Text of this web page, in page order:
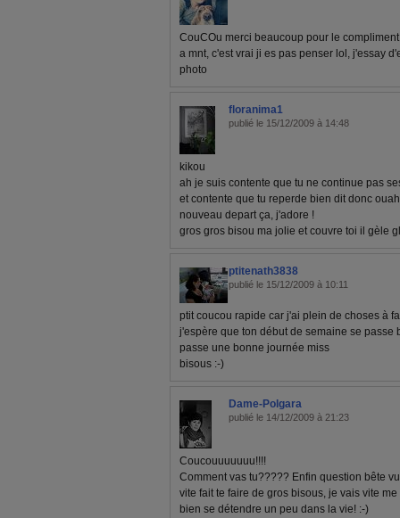
CouCOu merci beaucoup pour le
a mnt, c'est vrai ji es pas penser lol, j'essay
photo
floranima1
publié le 15/12/2009 à 14:48
kikou
ah je suis contente que tu ne continue pas
et contente que tu reperde bien dit donc
nouveau depart ça, j'adore !
gros gros bisou ma jolie et couvre toi il gèle
ptitenath3838
publié le 15/12/2009 à 10:11
ptit coucou rapide car j'ai plein de choses à
j'espère que ton début de semaine se passe
passe une bonne journée miss
bisous :-)
Dame-Polgara
publié le 14/12/2009 à 21:23
Coucouuuuuuu!!!!
Comment vas tu????? Enfin question bête
vite fait te faire de gros bisous, je vais vite
bien se détendre un peu dans la vie! :-)